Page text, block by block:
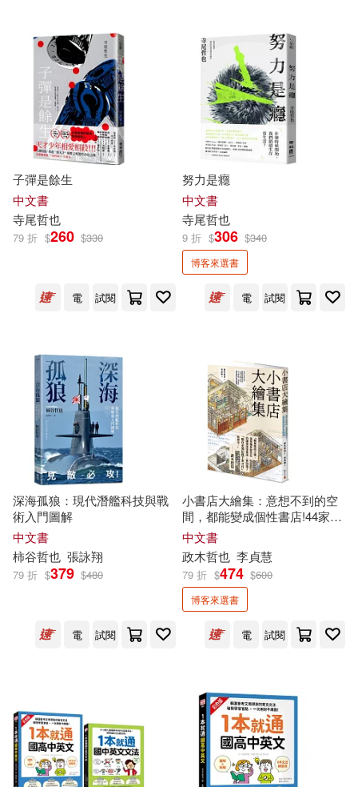
子彈是餘生
中文書
寺尾哲也
79 折 $260 $330
電 試閱
努力是癮
中文書
寺尾哲也
9 折 $306 $340
博客來選書
電 試閱
深海孤狼：現代潛艦科技與戰
術入門圖解
中文書
柿谷哲也 張詠翔
79 折 $379 $480
電 試閱
小書店大繪集：意想不到的空
間，都能變成個性書店!44家日
本獨立書店、私人圖書館、讀
書咖啡廳等閱讀空間測繪觀察
中文書
政木哲也 李貞慧
79 折 $474 $600
博客來選書
電 試閱